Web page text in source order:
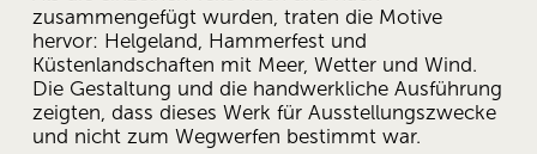
zusammengefügt wurden, traten die Motive
hervor: Helgeland, Hammerfest und
Küstenlandschaften mit Meer, Wetter und Wind.
Die Gestaltung und die handwerkliche Ausführung
zeigten, dass dieses Werk für Ausstellungszwecke
und nicht zum Wegwerfen bestimmt war.